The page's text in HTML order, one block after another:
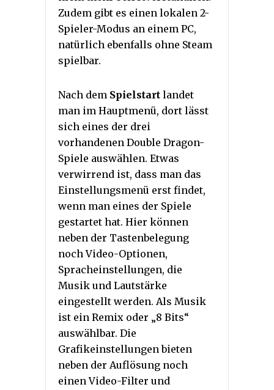
Zudem gibt es einen lokalen 2-
Spieler-Modus an einem PC,
natürlich ebenfalls ohne Steam
spielbar.
Nach dem Spielstart landet
man im Hauptmenü, dort lässt
sich eines der drei
vorhandenen Double Dragon-
Spiele auswählen. Etwas
verwirrend ist, dass man das
Einstellungsmenü erst findet,
wenn man eines der Spiele
gestartet hat. Hier können
neben der Tastenbelegung
noch Video-Optionen,
Spracheinstellungen, die
Musik und Lautstärke
eingestellt werden. Als Musik
ist ein Remix oder „8 Bits“
auswählbar. Die
Grafikeinstellungen bieten
neben der Auflösung noch
einen Video-Filter und